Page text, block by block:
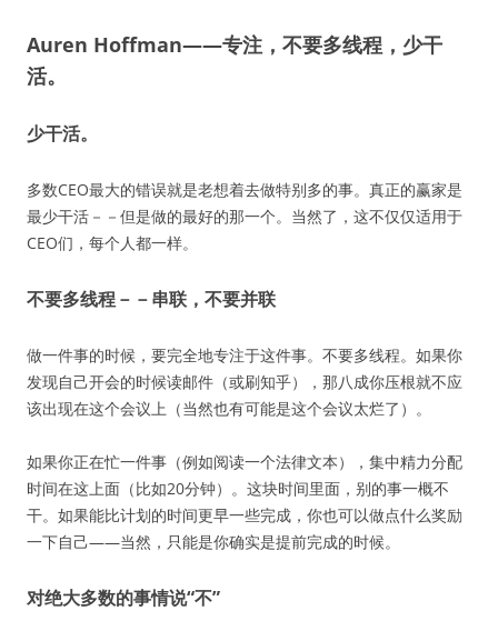
Auren Hoffman——专注，不要多线程，少干
活。
少干活。
多数CEO最大的错误就是老想着去做特别多的事。真正的赢家是
最少干活－－但是做的最好的那一个。当然了，这不仅仅适用于
CEO们，每个人都一样。
不要多线程－－串联，不要并联
做一件事的时候，要完全地专注于这件事。不要多线程。如果你
发现自己开会的时候读邮件（或刷知乎），那八成你压根就不应
该出现在这个会议上（当然也有可能是这个会议太烂了）。
如果你正在忙一件事（例如阅读一个法律文本），集中精力分配
时间在这上面（比如20分钟）。这块时间里面，别的事一概不
干。如果能比计划的时间更早一些完成，你也可以做点什么奖励
一下自己——当然，只能是你确实是提前完成的时候。
对绝大多数的事情说“不”